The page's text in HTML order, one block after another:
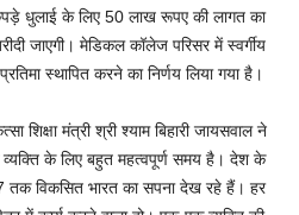
धुलाई के लिए 50 लाख रूपए की लागत का
जाएगी। मेडिकल कॉलेज परिसर में स्वर्गीय
स्थापित करने का निर्णय लिया गया है।
शिक्षा मंत्री श्री श्याम बिहारी जायसवाल ने
के लिए बहुत महत्वपूर्ण समय है। देश के
तक विकसित भारत का सपना देख रहे हैं। हर